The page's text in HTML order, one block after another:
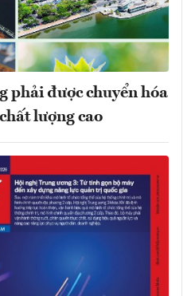
phải được chuyển hóa
lượng cao